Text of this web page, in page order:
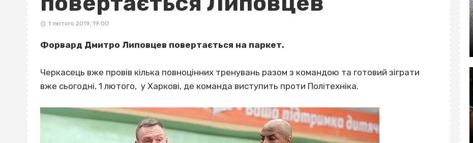
1 лютого 2019, 19:00
Форвард Дмитро Липовцев повертається на паркет.
Черкасець вже провів кілька повноцінних тренувань разом з командою та готовий зіграти
вже сьогодні, 1 лютого, у Харкові, де команда виступить проти Політехніка.